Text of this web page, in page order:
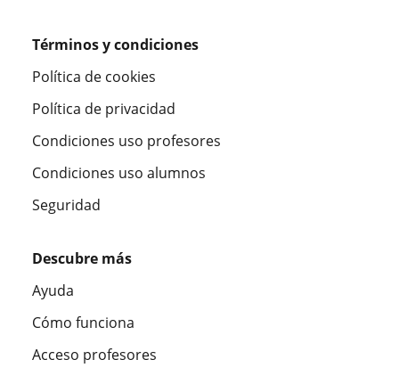
Términos y condiciones
Política de cookies
Política de privacidad
Condiciones uso profesores
Condiciones uso alumnos
Seguridad
Descubre más
Ayuda
Cómo funciona
Acceso profesores